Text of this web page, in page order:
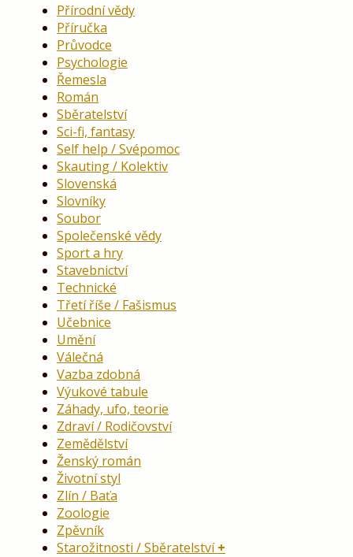
Přírodní vědy
Příručka
Průvodce
Psychologie
Řemesla
Román
Sběratelství
Sci-fi, fantasy
Self help / Svépomoc
Skauting / Kolektiv
Slovenská
Slovníky
Soubor
Společenské vědy
Sport a hry
Stavebnictví
Technické
Třetí říše / Fašismus
Učebnice
Umění
Válečná
Vazba zdobná
Výukové tabule
Záhady, ufo, teorie
Zdraví / Rodičovství
Zemědělství
Ženský román
Životní styl
Zlín / Baťa
Zoologie
Zpěvník
Starožitnosti / Sběratelství